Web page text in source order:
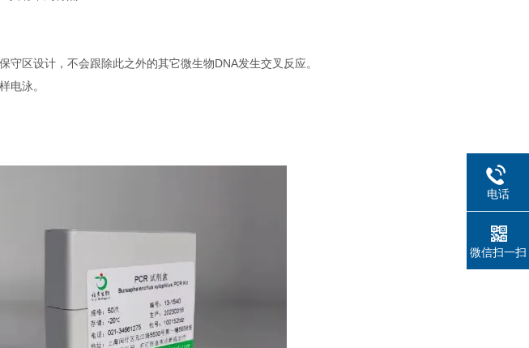
区设计，不会跟除此之外的其它微生物DNA发生交叉反应。
电泳。
电话
微信扫一扫